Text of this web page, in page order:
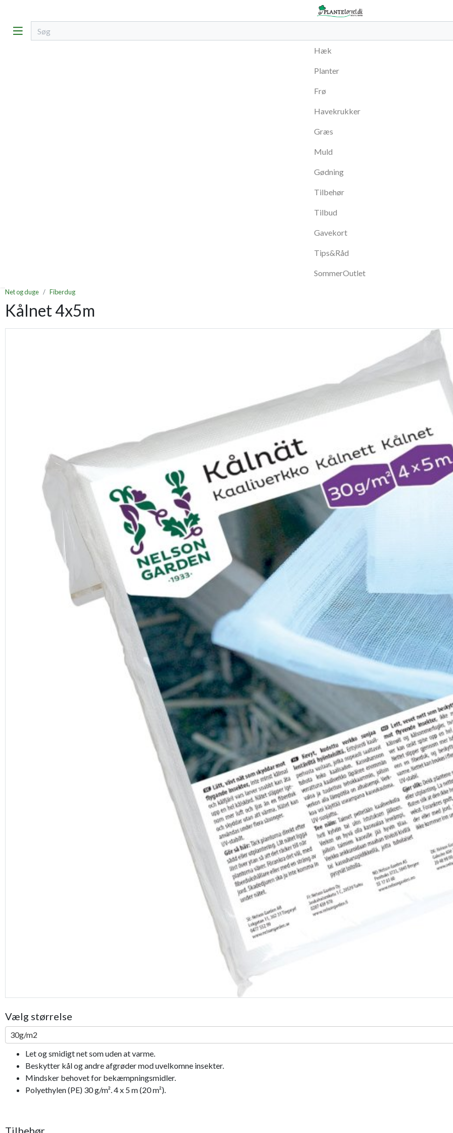
Hæk
Planter
Frø
Havekrukker
Græs
Muld
Gødning
Tilbehør
Tilbud
Gavekort
Tips&Råd
SommerOutlet
Net og duge Fiberdug
Kålnet 4x5m
Vælg størrelse
30g/m2
Let og smidigt net som uden at varme.
Beskytter kål og andre afgrøder mod uvelkomne insekter.
Mindsker behovet for bekæmpningsmidler.
Polyethylen (PE) 30 g/m². 4 x 5 m (20 m²).